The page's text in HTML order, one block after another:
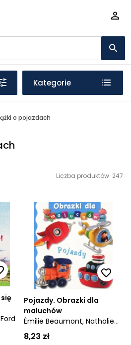
Kategorie
o pojazdach
Liczba produktów: 247
Pojazdy. Obrazki dla
maluchów
Émilie Beaumont, Nathalie
Bélineau
8,23 zł